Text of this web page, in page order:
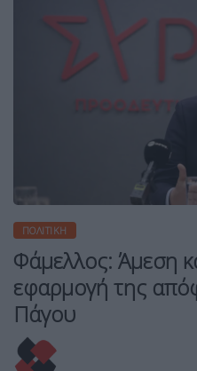
ΠΟΛΙΤΙΚΉ
Φάμελλος: Άμεση
εφαρμογή της
Πάγου